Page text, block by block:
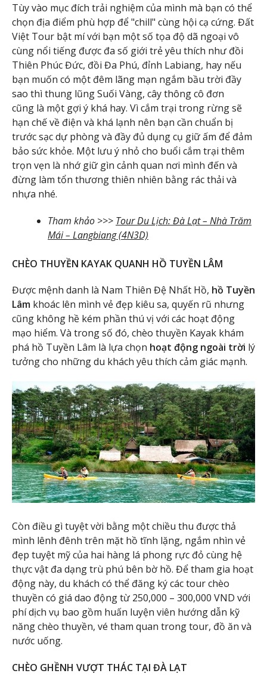
Tùy vào mục đích trải nghiệm của mình mà bạn có thể
chọn địa điểm phù hợp để "chill" cùng hội cạ cứng. Đất
Việt Tour bật mí với bạn một số tọa độ dã ngoại vô
cùng nổi tiếng được đa số giới trẻ yêu thích như đồi
Thiên Phúc Đức, đồi Đa Phú, đỉnh Labiang, hay nếu
bạn muốn có một đêm lãng mạn ngắm bầu trời đầy
sao thì thung lũng Suối Vàng, cây thông cô đơn
cũng là một gợi ý khá hay. Vì cắm trại trong rừng sẽ
hạn chế về điện và khá lạnh nên bạn cần chuẩn bị
trước sạc dự phòng và đầy đủ dụng cụ giữ ấm để đảm
bảo sức khỏe. Một lưu ý nhỏ cho buổi cắm trại thêm
trọn vẹn là nhớ giữ gìn cảnh quan nơi mình đến và
đừng làm tổn thương thiên nhiên bằng rác thải và
nhựa nhé.
Tham khảo >>> Tour Du Lịch: Đà Lạt – Nhà Trăm
Mái – Langbiang (4N3D)
CHÈO THUYỀN KAYAK QUANH HỒ TUYỀN LÂM
Được mệnh danh là Nam Thiên Đệ Nhất Hồ, hồ Tuyền
Lâm khoác lên mình vẻ đẹp kiêu sa, quyến rũ nhưng
cũng không hề kém phần thú vị với các hoạt động
mạo hiểm. Và trong số đó, chèo thuyền Kayak khám
phá hồ Tuyền Lâm là lựa chọn hoạt động ngoài trời lý
tưởng cho những du khách yêu thích cảm giác mạnh.
Còn điều gì tuyệt vời bằng một chiều thu được thả
mình lênh đênh trên mặt hồ tĩnh lặng, ngắm nhìn vẻ
đẹp tuyệt mỹ của hai hàng lá phong rực đỏ cùng hệ
thực vật đa dạng trù phú bên bờ hồ. Để tham gia hoạt
động này, du khách có thể đăng ký các tour chèo
thuyền có giá dao động từ 250,000 – 300,000 VND với
phí dịch vụ bao gồm huấn luyện viên hướng dẫn kỹ
năng chèo thuyền, vé tham quan trong tour, đồ ăn và
nước uống.
CHÈO GHỀNH VƯỢT THÁC TẠI ĐÀ LẠT